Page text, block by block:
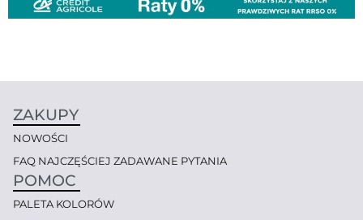
ZAKUPY
NOWOŚCI
FAQ NAJCZĘŚCIEJ ZADAWANE PYTANIA
POMOC
PALETA KOLORÓW